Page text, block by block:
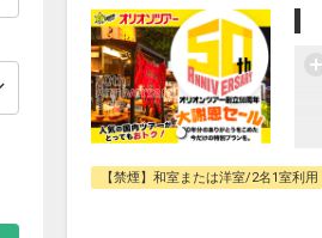
【禁煙】和室または洋室/2名1室利用